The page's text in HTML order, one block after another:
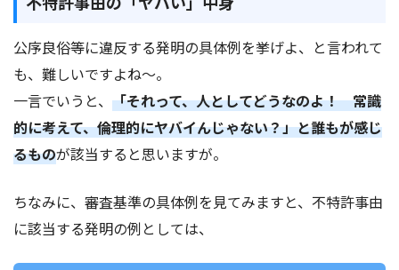
公序良俗等に違反する発明の具体例を挙げよ、と言われて
も、難しいですよね～。
一言でいうと、 「それって、人としてどうなのよ！ 常識
的に考えて、倫理的にヤバイんじゃない？」と誰もが感じ
るものが該当すると思いますが。
ちなみに、審査基準の具体例を見てみますと、不特許事由
に該当する発明の例としては、